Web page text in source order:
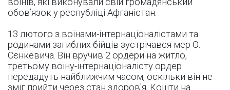
обов’язок у республіці Афганістан.
13 лютого з воїнами-інтернаціоналістами та
родинами загиблих бійців зустрічався мер О.
Сєнкевича. Він вручив 2 ордери на житло,
третьому воїну-інтернаціоналісту ордер
передадуть найближчим часом, оскільки він не
зміг прийти через стан здоров'я. Кошти на